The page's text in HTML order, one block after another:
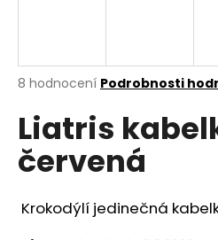
Průměrné
produktu
je
5,0
z
hvězdiček.
8 hodnocení Podrobnosti
Liatris
červená
Krokodýlí jedinečná
í
t
?
HLEDAT